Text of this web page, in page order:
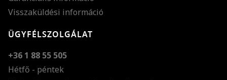
Visszaküldési információ
ÜGYFÉLSZOLGÁLAT
+36 1 88 55 505
Hétfő - péntek